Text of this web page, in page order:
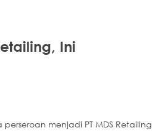
Ini
menjadi PT MDS Retailing